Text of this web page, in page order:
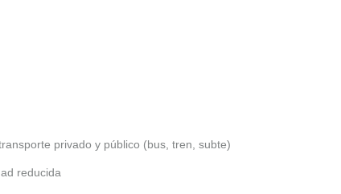
privado y público (bus, tren, subte)
reducida